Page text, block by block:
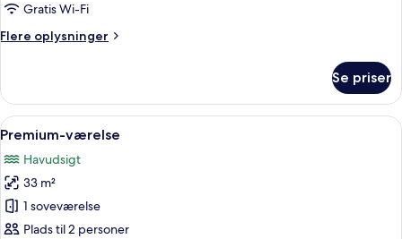
-
soveværelse
Gratis Wi-Fi
Flere oplysninger
Flere
suite
1
-
havudsigt
Se priser
Indlæs
alle
billeder
af
Premium-
værelse
Et hotelværelse med en stor seng,
5
Premium-værelse
Havudsigt
33 m²
1 soveværelse
Plads til 2 personer